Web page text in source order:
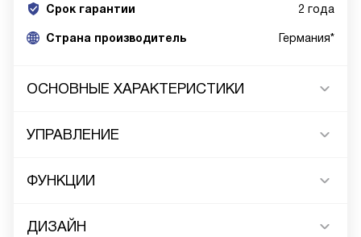
Срок гарантии 2 года
Cтрана производитель Германия*
ОСНОВНЫЕ ХАРАКТЕРИСТИКИ
УПРАВЛЕНИЕ
ФУНКЦИИ
ДИЗАЙН